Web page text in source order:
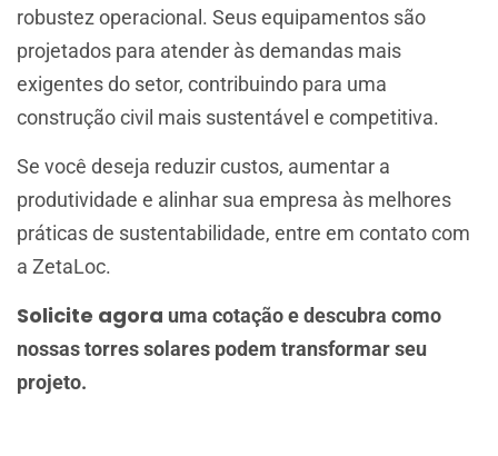
robustez operacional. Seus equipamentos são
projetados para atender às demandas mais
exigentes do setor, contribuindo para uma
construção civil mais sustentável e competitiva.
Se você deseja reduzir custos, aumentar a
produtividade e alinhar sua empresa às melhores
práticas de sustentabilidade, entre em contato com
a ZetaLoc.
Solicite agora uma cotação e descubra como
nossas torres solares podem transformar seu
projeto.